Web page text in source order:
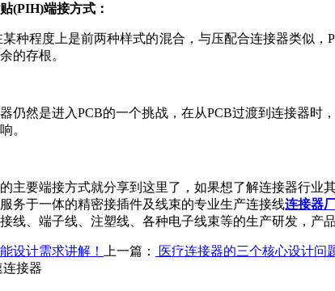
(PIH)端接方式：
种程度上是前两种样式的混合，与压配合连接器类似
的存根。
仍然是进入PCB的一个挑战，在从PCB过渡到连接器
。
的主要端接方式就分享到这里了，如果想了解连接器行
务于一体的精密接插件及线束的专业生产连接线连接器
线、端子线、注塑线、各种电子线束等的生产研发，产
设计需求讲解！ 上一篇：
医疗连接器的三个核心设计问
接器